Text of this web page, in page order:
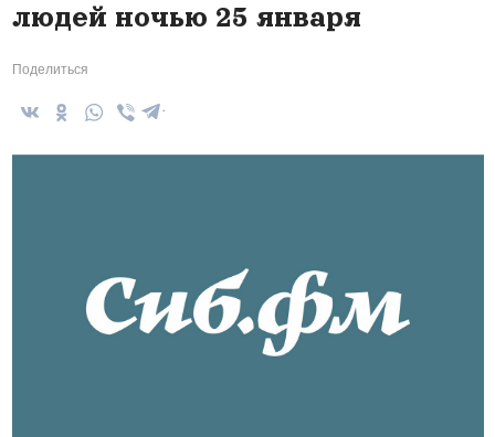
людей ночью 25 января
Поделиться